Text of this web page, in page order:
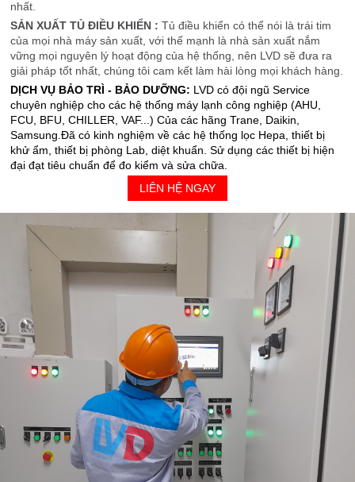
nhất.
SẢN XUẤT TỦ ĐIỀU KHIỂN :Tủ điều khiển có thể nói là trái tim
của mọi nhà máy sản xuất, với thế mạnh là nhà sản xuất nắm
vững mọi nguyên lý hoạt động của hệ thống, nên LVD sẽ đưa ra
giải pháp tốt nhất, chúng tôi cam kết làm hài lòng mọi khách hàng.
DỊCH VỤ BẢO TRÌ - BẢO DƯỠNG: LVD có đội ngũ Service
chuyên nghiệp cho các hệ thống máy lạnh công nghiệp (AHU,
FCU, BFU, CHILLER, VAF...) Của các hãng Trane, Daikin,
Samsung.Đã có kinh nghiệm về các hệ thống lọc Hepa, thiết bị
khử ẩm, thiết bị phòng Lab, diệt khuẩn. Sử dụng các thiết bị hiện
đại đạt tiêu chuẩn để đo kiểm và sửa chữa.
LIÊN HỆ NGAY